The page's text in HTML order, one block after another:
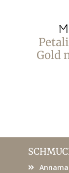
Gold